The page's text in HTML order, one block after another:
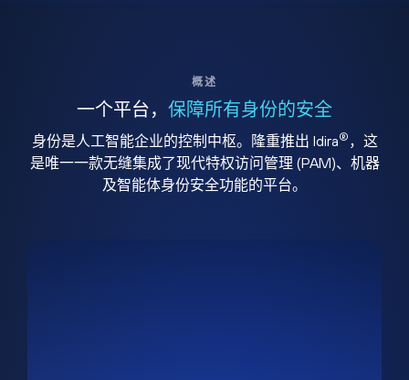
概述
一个平台， 保障所有身份的安全
身份是人工智能企业的控制中枢。隆重推出 Idira® ，这
是唯一一款无缝集成了现代特权访问管理 (PAM)、机器
及智能体身份安全功能的平台。